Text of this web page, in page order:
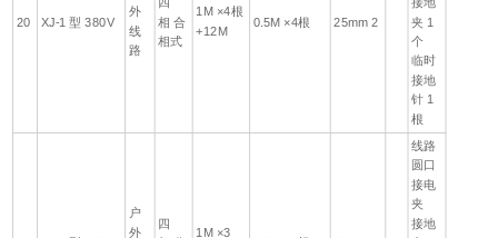
20 XJ-1 型 380V
外
线
路
相 合
相式
1M ×4根
+12M
0.5M ×4根 25mm 2
夹 1
个
临时
接地
针 1
根
户
外
四
1M ×3
线路
圆口
接电
夹
接地